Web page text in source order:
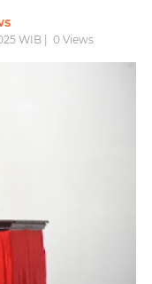
WIB | 0 Views